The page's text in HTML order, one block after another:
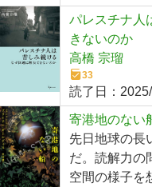
パレスチナ人
きないのか
高橋 宗瑠
33
読了日：
寄港地のない
先日地球の長
だ。読解力の
空間の様子を